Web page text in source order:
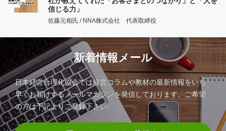
信じる力」
佐藤元相氏 / NNA株式会社 代表取締役
新着情報メール
日本経営合理化協会では経営コラムや教材の最新情報をいち
早くお届けするメールマガジンを発信しております。ご希望
の方は下記よりご登録下さい。